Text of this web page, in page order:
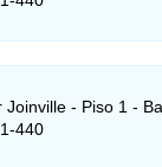
Joinville - Piso 1 -
440